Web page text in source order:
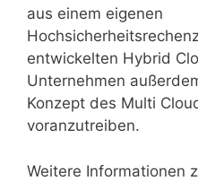
aus einem eigenen
entwickelten Hybrid
Unternehmen
Konzept des Multi
voranzutreiben.
Weitere Informationen